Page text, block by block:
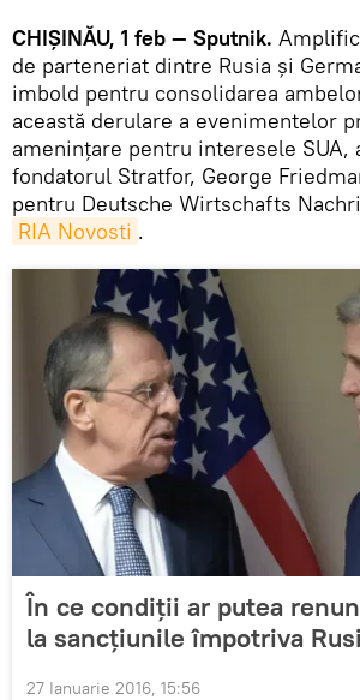
CHIȘINĂU, 1 feb — Sputnik.
de parteneriat dintre Rusia și
imbold pentru consolidarea
această derulare a evenimentelor
amenințare pentru interesele SUA,
fondatorul Stratfor, George
pentru Deutsche Wirtschafts
RIA Novosti .
În ce condiţii ar putea
la sancţiunile împotriva
27 Ianuarie 2016, 15:56